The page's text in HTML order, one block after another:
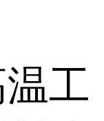
工